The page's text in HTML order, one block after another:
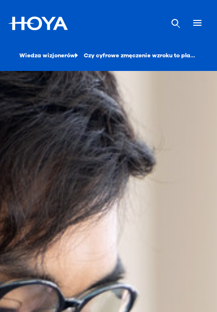
Wiedza wizjonerów Czy cyfrowe zmęczenie wzroku to plaga XXI wieku?